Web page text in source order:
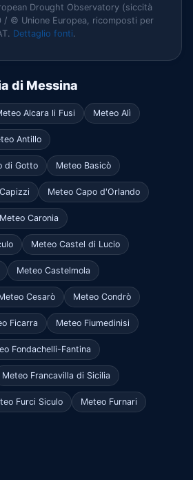
Drought Observatory (siccità
/ © Unione Europea, ricomposti per
Dettaglio fonti.
di Messina
Alcara li Fusi Meteo Alì
Antillo
di Gotto Meteo Basicò
Meteo Capo d'Orlando
Meteo Caronia
Meteo Castel di Lucio
Meteo Castelmola
Cesarò Meteo Condrò
Ficarra Meteo Fiumedinisi
Fondachelli-Fantina
Meteo Francavilla di Sicilia
Furci Siculo Meteo Furnari